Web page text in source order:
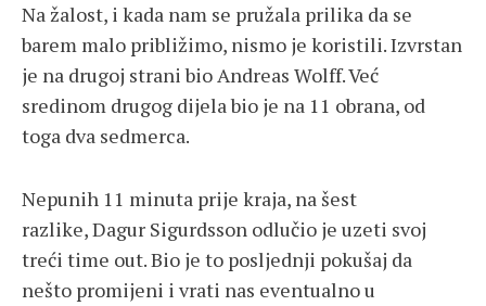
Na žalost, i kada nam se pružala prilika da se
barem malo približimo, nismo je koristili. Izvrstan
je na drugoj strani bio Andreas Wolff. Već
sredinom drugog dijela bio je na 11 obrana, od
toga dva sedmerca.
Nepunih 11 minuta prije kraja, na šest
razlike, Dagur Sigurdsson odlučio je uzeti svoj
treći time out. Bio je to posljednji pokušaj da
nešto promijeni i vrati nas eventualno u